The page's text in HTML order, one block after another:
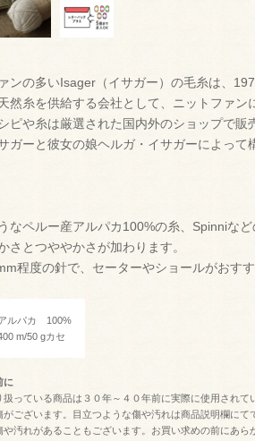
ンの多いIsager（イサガー）の毛糸は、
然糸を供給する会社として、ニットファン
ピや糸は厳選された国内外のショップで
ガーと彼女の娘ヘルガ・イサガーによって
なペルー産アルパカ100%の糸、Spinniな
さとつややかさが加わります。
程度の針で、セーターやショールがおす
パカ 100%
m/50 gカセ
に
扱っている商品は３０年～４０年前に実際に使用され
がございます。目立つような傷や汚れは商品説明欄に
や汚れがあることもございます。お買い求めの前にあら